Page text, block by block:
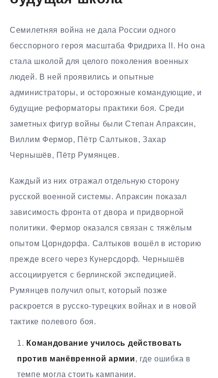
Семилетняя война не дала России одного
бесспорного героя масштаба Фридриха II. Но она
стала школой для целого поколения военных
людей. В ней проявились и опытные
администраторы, и осторожные командующие, и
будущие реформаторы практики боя. Среди
заметных фигур войны были Степан Апраксин,
Виллим Фермор, Пётр Салтыков, Захар
Чернышёв, Пётр Румянцев.
Каждый из них отражал отдельную сторону
русской военной системы. Апраксин показал
зависимость фронта от двора и придворной
политики. Фермор оказался связан с тяжёлым
опытом Цорндорфа. Салтыков вошёл в историю
прежде всего через Кунерсдорф. Чернышёв
ассоциируется с берлинской экспедицией.
Румянцев получил опыт, который позже
раскроется в русско-турецких войнах и в новой
тактике полевого боя.
Командование училось действовать
против манёвренной армии, где ошибка в
темпе могла стоить кампании.